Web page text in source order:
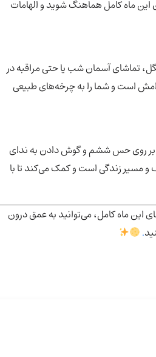
این ماه کامل هماهنگ شوید و الهامات
تماشای آسمان شب یا حتی مراقبه در
است و شما را به چرخه‌های طبیعی
بر روی حس ششم و گوش دادن به ندای
مسیر زندگی است و کمک می‌کند تا با
این ماه کامل، می‌توانید به عمق درون
.